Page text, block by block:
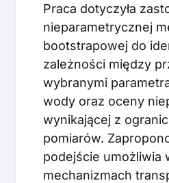
Praca dotyczyła
nieparametrycznej
bootstrapowej do
zależności między
wybranymi
wody oraz oceny
wynikającej z
pomiarów.
podejście umożliwia
mechanizmach